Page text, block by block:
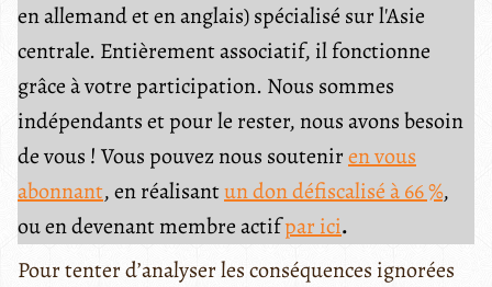
en allemand et en anglais) spécialisé sur l'Asie
centrale. Entièrement associatif, il fonctionne
grâce à votre participation. Nous sommes
indépendants et pour le rester, nous avons besoin
de vous ! Vous pouvez nous souteniren vous
abonnant, en réalisantun don défiscalisé à 66 %,
ou en devenant membre actifpar ici.
Pour tenter d’analyser les conséquences ignorées